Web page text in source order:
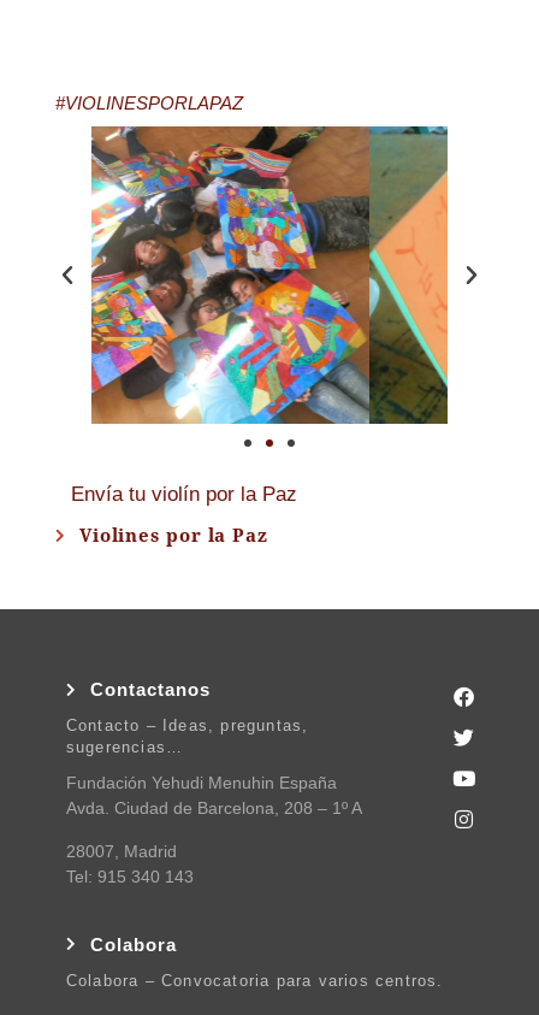
#VIOLINESPORLAPAZ
Envía tu violín por la Paz
Violines por la Paz
Contactanos
Contacto – Ideas, preguntas,
sugerencias…
Fundación Yehudi Menuhin España
Avda. Ciudad de Barcelona, 208 – 1º A
28007, Madrid
Tel: 915 340 143
Colabora
Colabora – Convocatoria para varios centros.